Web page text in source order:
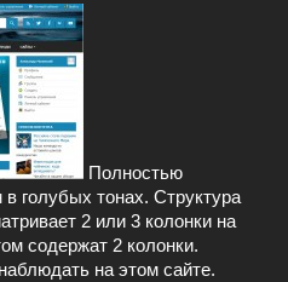
Полностью
голубых тонах. Структура
2 или 3 колонки на
содержат 2 колонки.
на этом сайте.